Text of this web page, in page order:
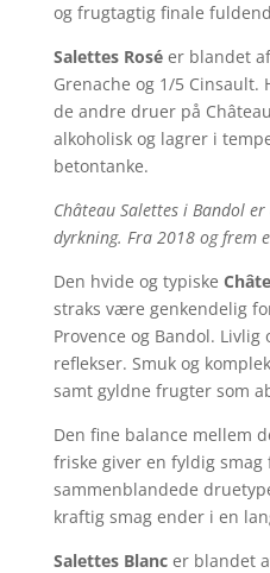
og frugtagtig finale
Salettes Roséer blandet
Grenache og 1/5 Cinsault.
de andre druer på
alkoholisk og lagrer i
betontanke.
Château Salettes i Bandol
dyrkning. Fra 2018 og frem
Den hvide og typiske
straks være genkendelig
Provence og Bandol.
reflekser. Smuk og
samt gyldne frugter som
Den fine balance mellem
friske giver en fyldig smag
sammenblandede
kraftig smag ender i en
Salettes Blancer blandet